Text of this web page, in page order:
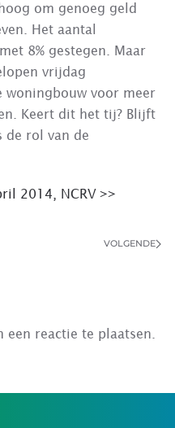
om genoeg geld
Het aantal
8% gestegen. Maar
vrijdag
woningbouw voor meer
Keert dit het tij? Blijft
de rol van de
2014, NCRV >>
VOLGENDE
een reactie te plaatsen.